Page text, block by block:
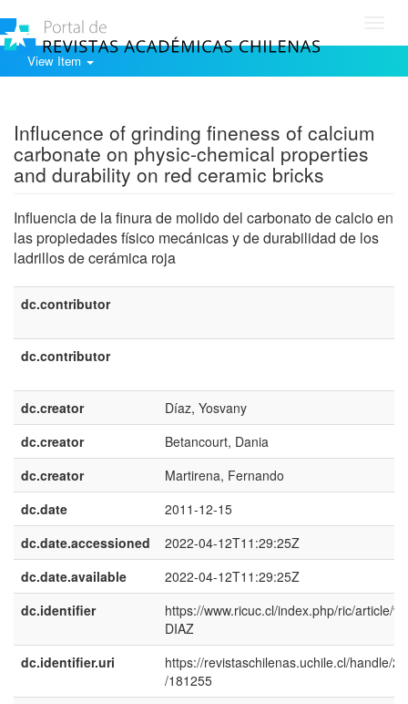
View Item
Influcence of grinding fineness of calcium
carbonate on physic-chemical properties
and durability on red ceramic bricks
Influencia de la finura de molido del carbonato de calcio en
las propiedades físico mecánicas y de durabilidad de los
ladrillos de cerámica roja
dc.contributor
dc.contributor
dc.creator
Díaz, Yosvany
dc.creator
Betancourt, Dania
dc.creator
Martirena, Fernando
dc.date
2011-12-15
dc.date.accessioned
2022-04-12T11:29:25Z
dc.date.available
2022-04-12T11:29:25Z
dc.identifier
https://www.ricuc.cl/index.php/ric/article/
DIAZ
dc.identifier.uri
https://revistaschilenas.uchile.cl/handle/
/181255